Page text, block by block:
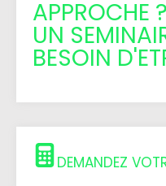
APPROCHE ?
UN
BESOIN
DEMANDEZ